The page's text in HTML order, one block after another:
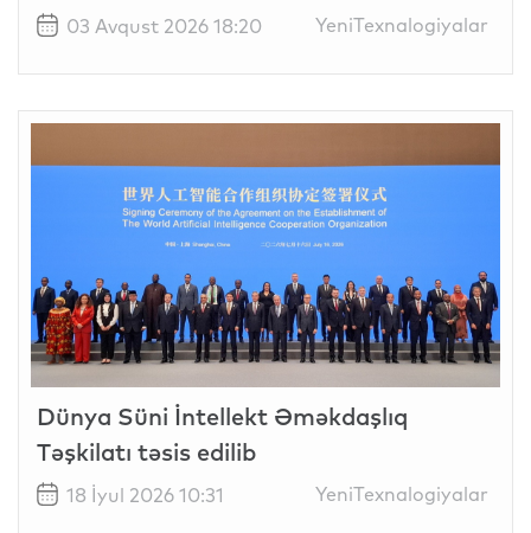
03 Avqust 2026 18:20 YeniTexnalogiyalar
Dünya Süni İntellekt Əməkdaşlıq
Təşkilatı təsis edilib
18 İyul 2026 10:31 YeniTexnalogiyalar